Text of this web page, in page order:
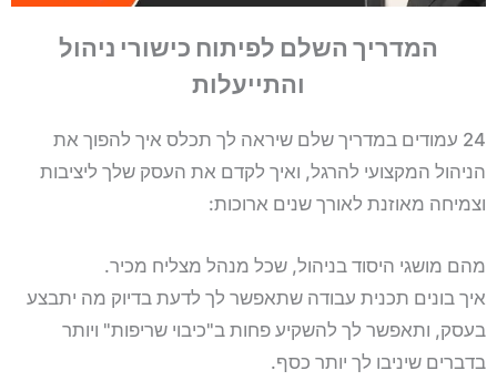
המדריך השלם לפיתוח כישורי ניהול
והתייעלות
24 עמודים במדריך שלם שיראה לך תכלס איך להפוך את
הניהול המקצועי להרגל, ואיך לקדם את העסק שלך ליציבות
וצמיחה מאוזנת לאורך שנים ארוכות:
מהם מושגי היסוד בניהול, שכל מנהל מצליח מכיר.
איך בונים תכנית עבודה שתאפשר לך לדעת בדיוק מה יתבצע
בעסק, ותאפשר לך להשקיע פחות ב"כיבוי שריפות" ויותר
בדברים שיניבו לך יותר כסף.